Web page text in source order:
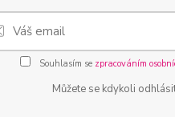
Souhlasím se zpracováním
Můžete se kdykoli